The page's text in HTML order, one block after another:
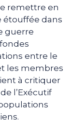
remettre en
étouffée dans
guerre
entre le
les membres
à critiquer
l’Exécutif